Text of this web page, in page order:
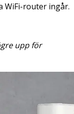
WiFi-router ingår.
upp för